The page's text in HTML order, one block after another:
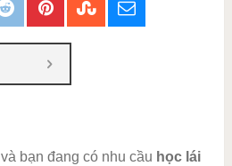
và bạn đang có nhu cầu học lái